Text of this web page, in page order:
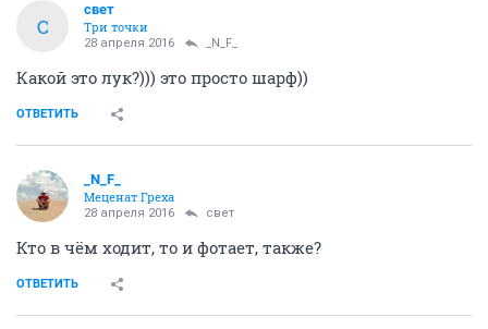
С
свет
Три точки
28 апреля 2016 _N_F_
Какой это лук?))) это просто шарф))
ОТВЕТИТЬ
_N_F_
Меценат Греха
28 апреля 2016 свет
Кто в чём ходит, то и фотает, также?
ОТВЕТИТЬ